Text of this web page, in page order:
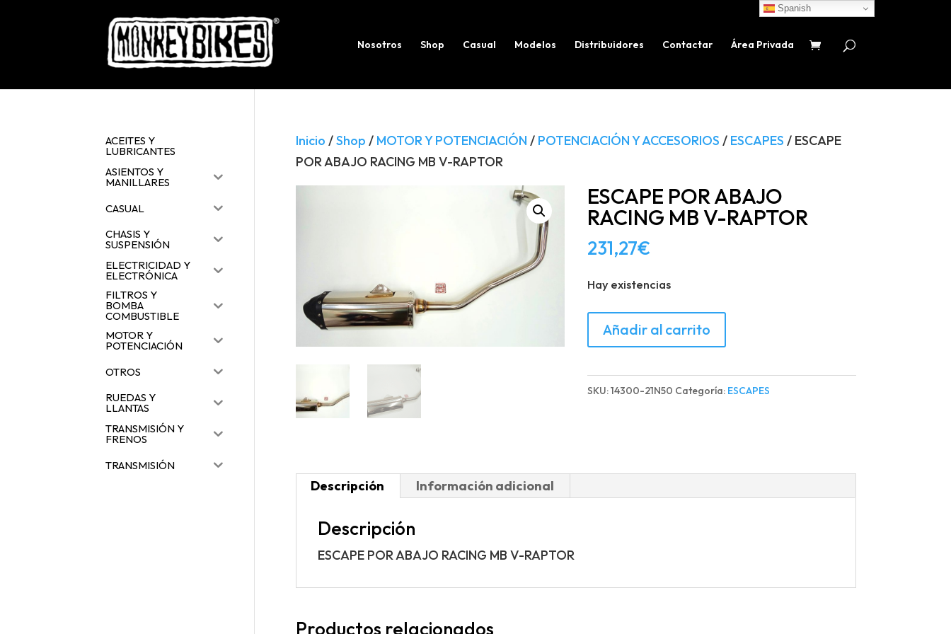
Nosotros Shop Casual Modelos Distribuidores Contactar Área Privada
productos
Inicio /Shop / MOTOR Y POTENCIACIÓN / POTENCIACIÓN Y ACCESORIOS / ESCAPES / ESCAPE
POR ABAJO RACING MB V-RAPTOR
ESCAPE POR ABAJO
RACING MB V-RAPTOR
231,27€
Hay existencias
ESCAPE
POR
RACING
cantidad
Añadir al carrito
SKU:14300-21N50 Categoría: ESCAPES
Descripción Información adicional
Descripción
ESCAPE POR ABAJO RACING MB V-RAPTOR
Productos relacionados
ACEITES Y
LUBRICANTES
ASIENTOS Y
MANILLARES
CASUAL
CHASIS Y
SUSPENSIÓN
ELECTRICIDAD Y
ELECTRÓNICA
FILTROS Y
BOMBA
COMBUSTIBLE
MOTOR Y
POTENCIACIÓN
OTROS
RUEDAS Y
LLANTAS
TRANSMISIÓN Y
FRENOS
TRANSMISIÓN
Spanish